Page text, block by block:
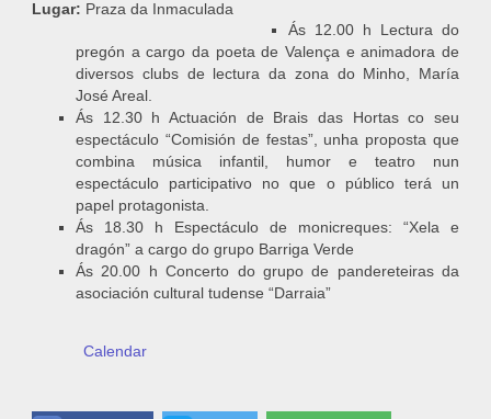
Lugar: Praza da Inmaculada
Ás 12.00 h Lectura do
pregón a cargo da poeta de Valença e animadora de
diversos clubs de lectura da zona do Minho, María
José Areal.
Ás 12.30 h Actuación de Brais das Hortas co seu
espectáculo “Comisión de festas”, unha proposta que
combina música infantil, humor e teatro nun
espectáculo participativo no que o público terá un
papel protagonista.
Ás 18.30 h Espectáculo de monicreques: “Xela e
dragón” a cargo do grupo Barriga Verde
Ás 20.00 h Concerto do grupo de pandereteiras da
asociación cultural tudense “Darraia”
Calendar